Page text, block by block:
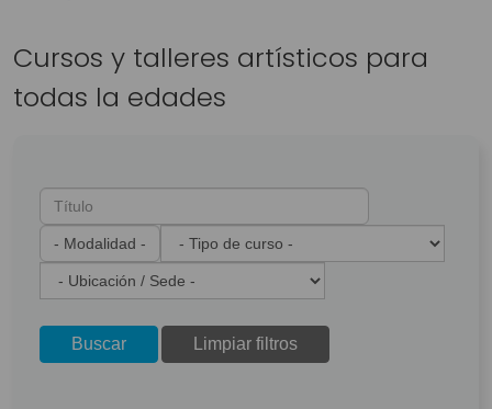
Cursos y talleres artísticos para
todas la edades
Buscar Limpiar filtros